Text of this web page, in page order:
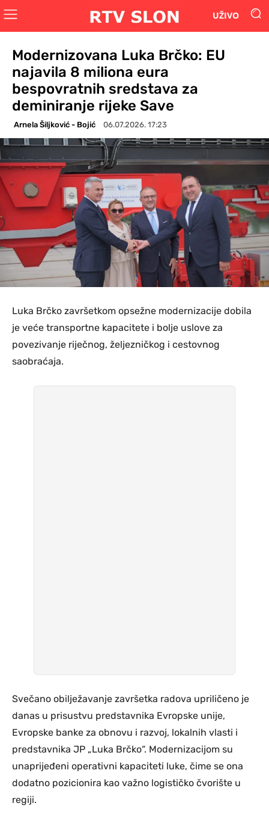
UŽIVO
Modernizovana Luka Brčko: EU
najavila 8 miliona eura
bespovratnih sredstava za
deminiranje rijeke Save
Arnela Šiljković - Bojić 06.07.2026. 17:23
Luka Brčko završetkom opsežne modernizacije dobila
je veće transportne kapacitete i bolje uslove za
povezivanje riječnog, željezničkog i cestovnog
saobraćaja.
Svečano obilježavanje završetka radova upriličeno je
danas u prisustvu predstavnika Evropske unije,
Evropske banke za obnovu i razvoj, lokalnih vlasti i
predstavnika JP „Luka Brčko“. Modernizacijom su
unaprijeđeni operativni kapaciteti luke, čime se ona
dodatno pozicionira kao važno logističko čvorište u
regiji.